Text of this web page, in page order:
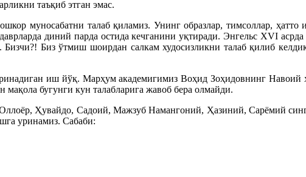
таъқиб этган эмас.
муносабатни талаб қиламиз. Унинг образлар, тимсоллар,
диний парда остида кечганини уқтиради. Энгельс XVI
Биз ўтмиш шоирдан салкам худосизликни талаб қилиб
иш йўқ. Марҳум академигимиз Воҳид Зоҳидовнинг
мақола бугунги кун талабларига жавоб бера олмайди.
Ҳувайдо, Садоий, Мажзуб Намангоний, Ҳазиний, Сарёмий
уринамиз. Сабаби: